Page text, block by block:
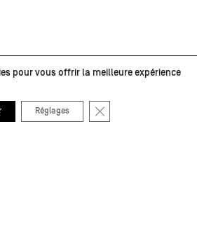
pour vous offrir la meilleure expérience
Réglages Fermer la bannière